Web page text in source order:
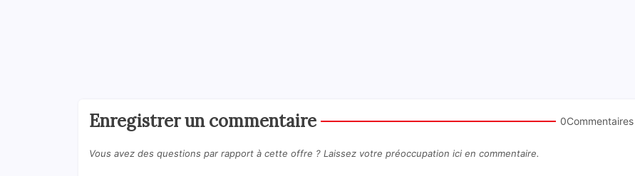
Enregistrer un commentaire 0Commentaires
Vous avez des questions par rapport à cette offre ? Laissez votre préoccupation ici en commentaire.